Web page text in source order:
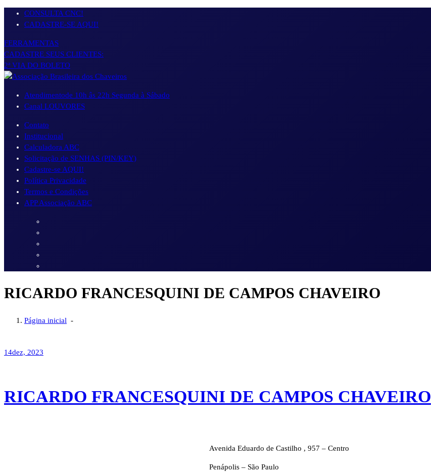
Pular
para
conteúdo
CONSULTA CNC!
CADASTRE-SE AQUI!
FERRAMENTAS
CADASTRE SEUS CLIENTES:
2ª VIA DO BOLETO
Atendimentode 10h âs 22h Segunda à Sábado
Canal LOUVORES
Contato
Institucional
Calculadora ABC
Solicitação de SENHAS (PIN/KEY)
Cadastre-se AQUI!
Política Privacidade
Termos e Condições
APP Associação ABC
RICARDO FRANCESQUINI DE CAMPOS CHAVEIRO
Página inicial -
14dez, 2023
RICARDO FRANCESQUINI DE CAMPOS CHAVEIRO
Avenida Eduardo de Castilho , 957 – Centro
Penápolis – São Paulo